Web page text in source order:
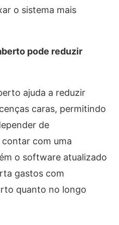
o sistema mais
pode reduzir
ajuda a reduzir
caras, permitindo
de
com uma
o software atualizado
gastos com
quanto no longo